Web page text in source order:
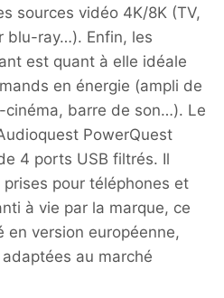
sources vidéo 4K/8K (TV,
blu-ray…). Enfin, les
est quant à elle idéale
en énergie (ampli de
cinéma, barre de son…). Le
PowerQuest
4 ports USB filtrés. Il
pour téléphones et
à vie par la marque, ce
en version européenne,
au marché